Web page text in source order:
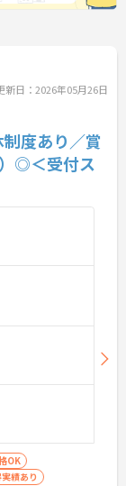
新日：2026年05月26日
制度あり／賞
◎＜受付ス
OK
績あり